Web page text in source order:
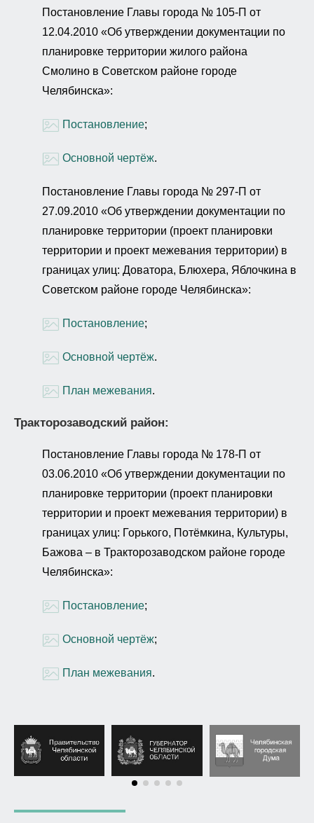
Постановление Главы города № 105-П от
12.04.2010 «Об утверждении документации по
планировке территории жилого района
Смолино в Советском районе городе
Челябинска»:
Постановление;
Основной чертёж.
Постановление Главы города № 297-П от
27.09.2010 «Об утверждении документации по
планировке территории (проект планировки
территории и проект межевания территории) в
границах улиц: Доватора, Блюхера, Яблочкина в
Советском районе городе Челябинска»:
Постановление;
Основной чертёж.
План межевания.
Тракторозаводский район:
Постановление Главы города № 178-П от
03.06.2010 «Об утверждении документации по
планировке территории (проект планировки
территории и проект межевания территории) в
границах улиц: Горького, Потёмкина, Культуры,
Бажова – в Тракторозаводском районе городе
Челябинска»:
Постановление;
Основной чертёж;
План межевания.